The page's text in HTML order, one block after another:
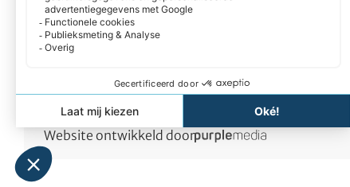
partnerships. Daarbij denken we liever in oplossingen
dan in belemmeringen. En we blijven altijd
nieuwsgierig.
Website ontwikkeld door